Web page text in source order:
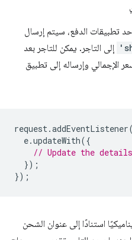
تطبيقات الدفع، سيتم إرسال
إلى التاجر. يمكن للتاجر بعد
الإجمالي وإرساله إلى تطبيق
request.addEventListener(
e.updateWith({
// Update the details
});
});
استنادًا إلى عنوان الشحن